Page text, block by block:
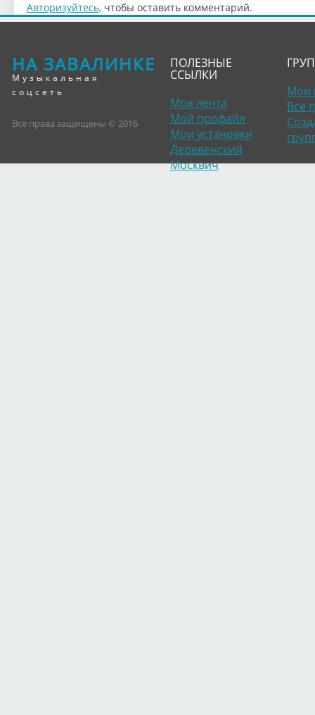
Авторизуйтесь, чтобы оставить комментарий.
НА ЗАВАЛИНКЕ
Музыкальная
соцсеть
Все права защищены © 2016
ПОЛЕЗНЫЕ
ССЫЛКИ
Моя лента
Мой профайл
Мои установки
Деревенский
Москвич
Мои
Все